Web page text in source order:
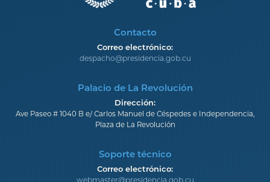
Contacto
Correo electrónico:
despacho@presidencia.gob.cu
Palacio de La Revolución
Dirección:
Ave Paseo # 1040 B e/ Carlos Manuel de Céspedes e Independencia,
Plaza de La Revolución
Soporte técnico
Correo electrónico:
webmaster@presidencia.gob.cu